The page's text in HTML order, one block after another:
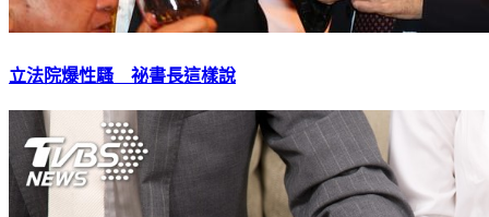
立法院爆性騷 祕書長這樣說